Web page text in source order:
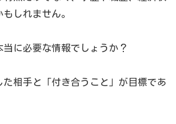
しれません。
当に必要な情報でしょうか？
た相手と「付き合うこと」が目標であ